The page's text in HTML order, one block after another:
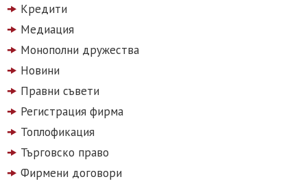
Кредити
Медиация
Монополни дружества
Новини
Правни съвети
Регистрация фирма
Топлофикация
Търговско право
Фирмени договори